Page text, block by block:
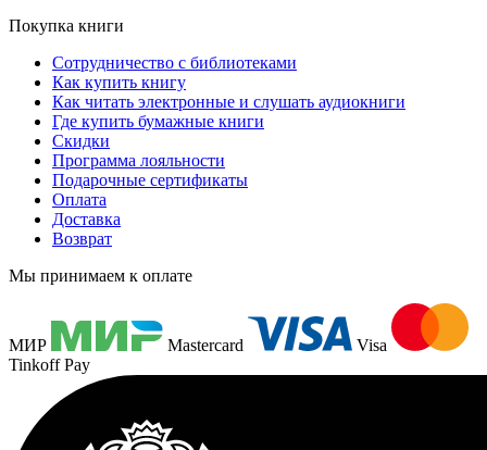
Покупка книги
Сотрудничество с библиотеками
Как купить книгу
Как читать электронные и слушать аудиокниги
Где купить бумажные книги
Скидки
Программа лояльности
Подарочные сертификаты
Оплата
Доставка
Возврат
Мы принимаем к оплате
МИР Mastercard
Visa
Tinkoff Pay